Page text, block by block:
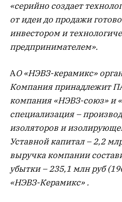
«серийно создает
от идеи до продажи
инвестором и
предпринимателем».
АО «НЭВЗ-керамикс»
Компания принадлежит
компания «НЭВЗ-союз» и
специализация –
изоляторов и
Уставной капитал – 2,2
выручка компании
убытки – 235,1 млн руб
«НЭВЗ-Керамикс» .